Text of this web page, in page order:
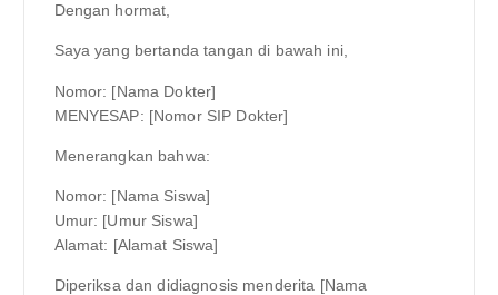
Dengan hormat,
Saya yang bertanda tangan di bawah ini,
Nomor: [Nama Dokter]
MENYESAP: [Nomor SIP Dokter]
Menerangkan bahwa:
Nomor: [Nama Siswa]
Umur: [Umur Siswa]
Alamat: [Alamat Siswa]
Diperiksa dan didiagnosis menderita [Nama